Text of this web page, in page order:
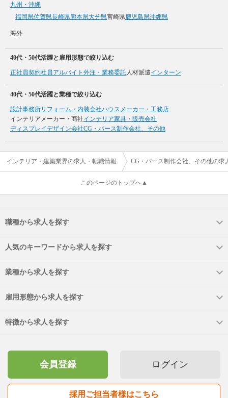
九州・沖縄
福岡県佐賀県長崎県熊本県大分県宮崎県鹿児島県沖縄県
海外
40代・50代活躍と雇用形態で絞り込む
正社員契約社員アルバイト 外注・業務委託人材派遣インターン
40代・50代活躍と業種で絞り込む
設計事務所リフォーム・内装会社ハウスメーカー・工務店
インテリアメーカー・商社インテリア家具・販売会社
ディスプレイデザイン会社CG・パース制作会社、その他
インテリア・建築業界の求人・転職情報 CG・パース制作会社、その他の求
このページのトップへ▲
職種から求人を探す
人気のキーワードから求人を探す
業種から求人を探す
雇用形態から求人を探す
特徴から求人を探す
会員登録 ログイン
採用ご担当者様はこちら